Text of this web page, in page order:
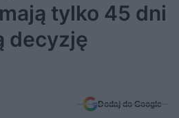
tylko 45 dni
decyzję
Dodaj do Google